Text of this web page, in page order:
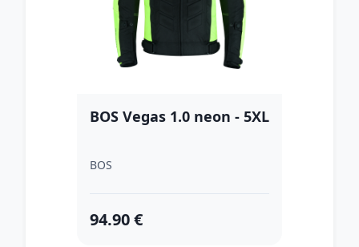
BOS Vegas 1.0 neon - 5XL
BOS
94.90 €